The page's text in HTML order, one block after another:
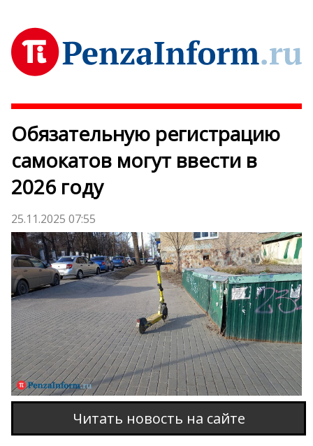
Обязательную регистрацию
самокатов могут ввести в
2026 году
25.11.2025 07:55
Читать новость на сайте